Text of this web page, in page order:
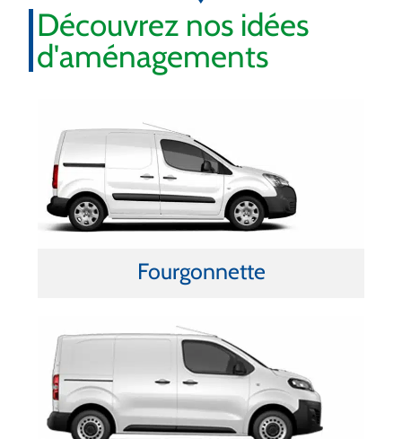
Découvrez nos idées
d'aménagements
Fourgonnette